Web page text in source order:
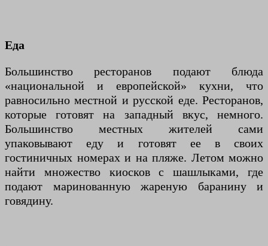
Еда
Большинство ресторанов подают блюда
«национальной и европейской» кухни, что
равносильно местной и русской еде. Ресторанов,
которые готовят на западный вкус, немного.
Большинство местных жителей сами
упаковывают еду и готовят ее в своих
гостиничных номерах и на пляже. Летом можно
найти множество киосков с шашлыками, где
подают маринованную жареную баранину и
говядину.